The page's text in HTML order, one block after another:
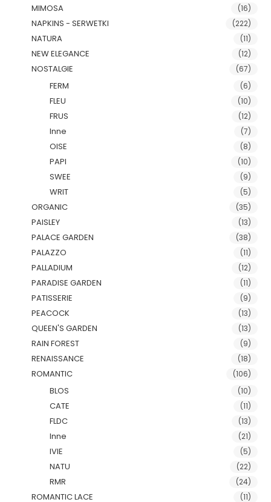
MIMOSA (16)
NAPKINS - SERWETKI (222)
NATURA (11)
NEW ELEGANCE (12)
NOSTALGIE (67)
FERM (6)
FLEU (10)
FRUS (12)
Inne (7)
OISE (8)
PAPI (10)
SWEE (9)
WRIT (5)
ORGANIC (35)
PAISLEY (13)
PALACE GARDEN (38)
PALAZZO (11)
PALLADIUM (12)
PARADISE GARDEN (11)
PATISSERIE (9)
PEACOCK (13)
QUEEN'S GARDEN (13)
RAIN FOREST (9)
RENAISSANCE (18)
ROMANTIC (106)
BLOS (10)
CATE (11)
FLDC (13)
Inne (21)
IVIE (5)
NATU (22)
RMR (24)
ROMANTIC LACE (11)